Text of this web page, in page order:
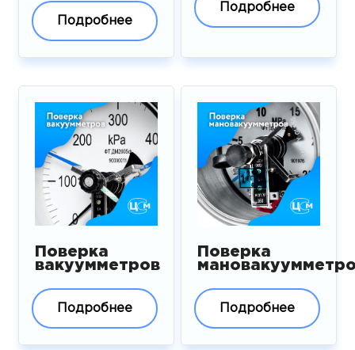
Подробнее
Подробнее
Поверка
вакуумметров
Подробнее
Поверка
Подробнее